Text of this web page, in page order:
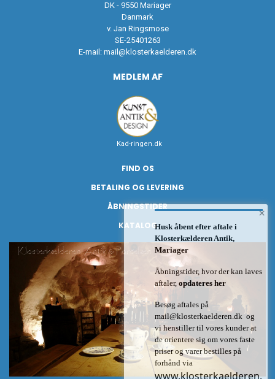
DK - 9550 Mariager
Danmark
v. Jan Ringsmose
SE-25401263
E-mail: mail@klosterkaelderen.dk
MEDLEM AF
Kad-ringen.dk
FIND OS
BETALING OG LEVERING
ÅBNINGSTIDER
KATALOG
×
Husk åbent efter aftale i
Klosterkælderen Antik,
Mariager
Åbningstider, hvor der kan laves
aftaler, opdateres her
Besøg aftales på
mail@klosterkaelderen.dk og
vi henstiller til vores kunder at
de orientere sig om vores faste
priser og varer bestilles på
forhånd via
www.klosterkaelderen.